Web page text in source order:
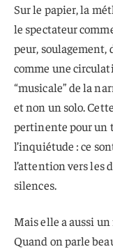
Sur le papier, la
le spectateur
peur, soulagement,
comme une
“musicale” de la
et non un solo.
pertinente pour un
l’inquiétude : ce
l’attention vers les
silences.
Mais elle a aussi
Quand on parle